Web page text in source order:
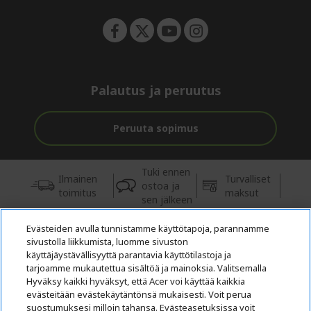
Palautus ja peruutus
Peruuta sopimus
Ilmainen
toimitus
Tuki ennen
ostoa ja
sen jälkeen
Turvalliset
maksut
© 2026 Acer Inc.
Tästä kaupasta ostettavien tuotteiden ja palvelujen valtuutettu
jälleenmyyjä on CPYou BV.
Evästeiden avulla tunnistamme käyttötapoja, parannamme
sivustolla liikkumista, luomme sivuston
käyttäjäystävällisyyttä parantavia käyttötilastoja ja
tarjoamme mukautettua sisältöä ja mainoksia. Valitsemalla
Hyväksy kaikki hyväksyt, että Acer voi käyttää kaikkia
evästeitään evästekäytäntönsä mukaisesti. Voit perua
suostumuksesi milloin tahansa. Evästeasetuksissa voit